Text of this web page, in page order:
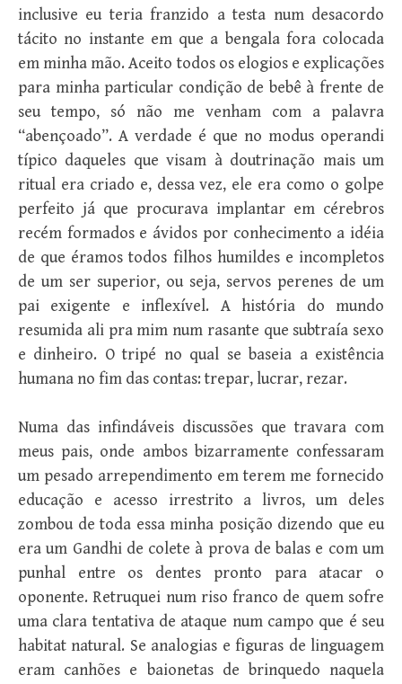
inclusive eu teria franzido a testa num desacordo
tácito no instante em que a bengala fora colocada
em minha mão. Aceito todos os elogios e explicações
para minha particular condição de bebê à frente de
seu tempo, só não me venham com a palavra
“abençoado”. A verdade é que no modus operandi
típico daqueles que visam à doutrinação mais um
ritual era criado e, dessa vez, ele era como o golpe
perfeito já que procurava implantar em cérebros
recém formados e ávidos por conhecimento a idéia
de que éramos todos filhos humildes e incompletos
de um ser superior, ou seja, servos perenes de um
pai exigente e inflexível. A história do mundo
resumida ali pra mim num rasante que subtraía sexo
e dinheiro. O tripé no qual se baseia a existência
humana no fim das contas: trepar, lucrar, rezar.
Numa das infindáveis discussões que travara com
meus pais, onde ambos bizarramente confessaram
um pesado arrependimento em terem me fornecido
educação e acesso irrestrito a livros, um deles
zombou de toda essa minha posição dizendo que eu
era um Gandhi de colete à prova de balas e com um
punhal entre os dentes pronto para atacar o
oponente. Retruquei num riso franco de quem sofre
uma clara tentativa de ataque num campo que é seu
habitat natural. Se analogias e figuras de linguagem
eram canhões e baionetas de brinquedo naquela